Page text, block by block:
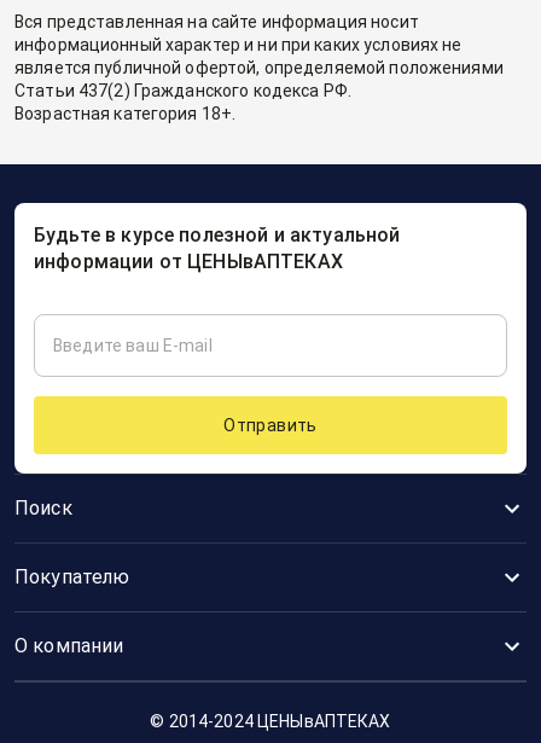
Вся представленная на сайте информация носит
информационный характер и ни при каких условиях не
является публичной офертой, определяемой положениями
Статьи 437(2) Гражданского кодекса РФ.
Возрастная категория 18+.
Поиск
Покупателю
О компании
Будьте в курсе полезной и актуальной
информации от ЦЕНЫвАПТЕКАХ
Отправить
© 2014-2024 ЦЕНЫвАПТЕКАХ